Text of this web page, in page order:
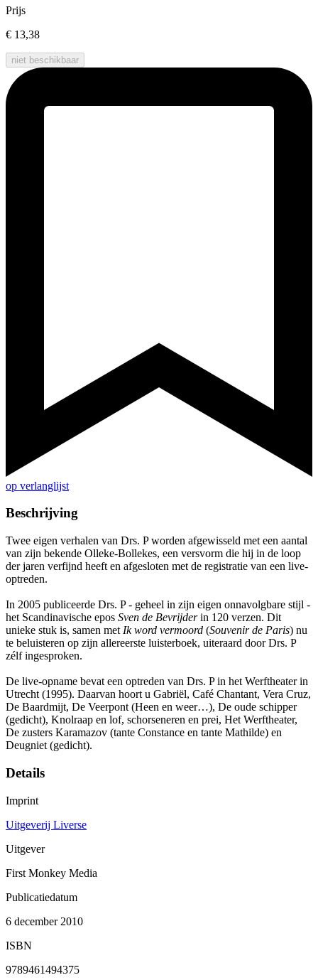
Prijs
€ 13,38
niet beschikbaar
op verlanglijst
Beschrijving
Twee eigen verhalen van Drs. P worden afgewisseld met een aantal
van zijn bekende Olleke-Bollekes, een versvorm die hij in de loop
der jaren verfijnd heeft en afgesloten met de registratie van een live-
optreden.
In 2005 publiceerde Drs. P - geheel in zijn eigen onnavolgbare stijl -
het Scandinavische epos Sven de Bevrijderin 120 verzen. Dit
unieke stuk is, samen met Ik word vermoord (Souvenir de Paris) nu
te beluisteren op zijn allereerste luisterboek, uiteraard door Drs. P
zélf ingesproken.
De live-opname bevat een optreden van Drs. P in het Werftheater in
Utrecht (1995). Daarvan hoort u Gabriël, Café Chantant, Vera Cruz,
De Baardmijt, De Veerpont (Heen en weer…), De oude schipper
(gedicht), Knolraap en lof, schorseneren en prei, Het Werftheater,
De zusters Karamazov (tante Constance en tante Mathilde) en
Deugniet (gedicht).
Details
Imprint
Uitgeverij Liverse
Uitgever
First Monkey Media
Publicatiedatum
6 december 2010
ISBN
9789461494375